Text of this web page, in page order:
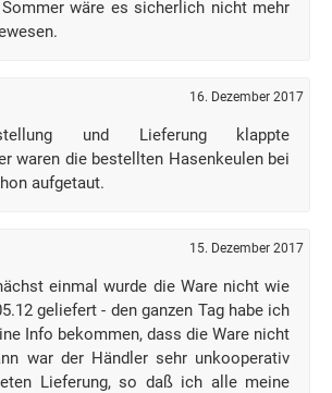
wäre es sicherlich nicht mehr
16. Dezember 2017
und Lieferung klappte
waren die bestellten Hasenkeulen bei
aufgetaut.
15. Dezember 2017
einmal wurde die Ware nicht wie
geliefert - den ganzen Tag habe ich
Info bekommen, dass die Ware nicht
war der Händler sehr unkooperativ
Lieferung, so daß ich alle meine